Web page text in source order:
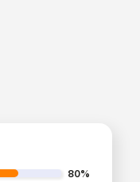
80%